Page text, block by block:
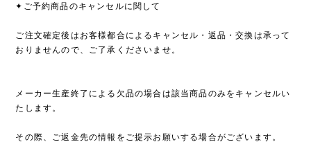
✦ご予約商品のキャンセルに関して
ご注文確定後はお客様都合によるキャンセル・返品・交換は承って
おりませんので、ご了承くださいませ。
メーカー生産終了による欠品の場合は該当商品のみをキャンセルい
たします。
その際、ご返金先の情報をご提示お願いする場合がございます。